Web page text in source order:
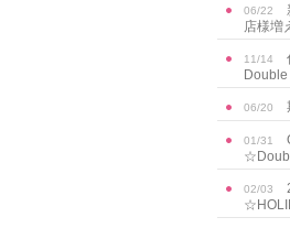
06/22
店様増
11/14
06/20
01/31
02/03